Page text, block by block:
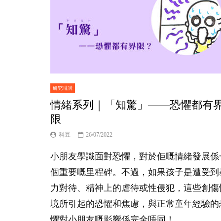
研究咁講
情緒系列｜「知驚」——恐懼都有
限
科豆 26/07/2022
小朋友學識面對恐懼，對於佢嘅情緒發展係
個重要嘅里程碑。不過，如果孩子是遭受到
力對待、精神上的虐待或性侵犯，這些創傷
境所引起的恐懼和焦慮，與正常童年經驗的